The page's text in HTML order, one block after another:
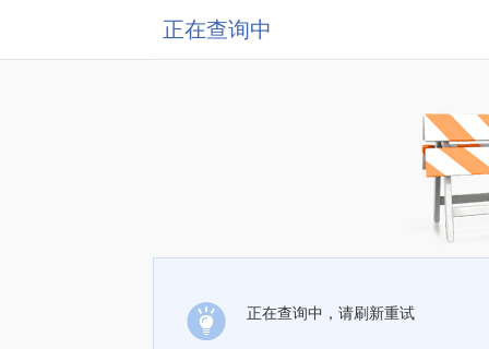
正在查询中
正在查询中，请刷新重试